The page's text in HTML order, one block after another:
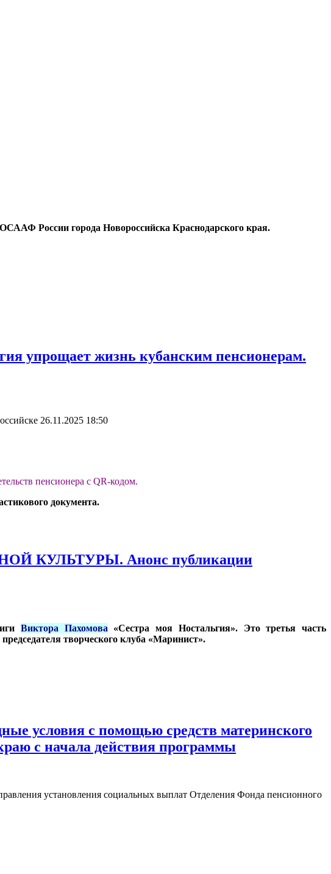
России города Новороссийска Краснодарского края.
упрощает жизнь кубанским пенсионерам.
26.11.2025 18:50
пенсионера с QR-кодом.
документа.
Анонс публикации
Виктора Пахомова «Сестра моя Ностальгия». Это третья часть
творческого клуба «Маринист».
условия с помощью средств материнского
с начала действия программы
установления социальных выплат Отделения Фонда пенсионного